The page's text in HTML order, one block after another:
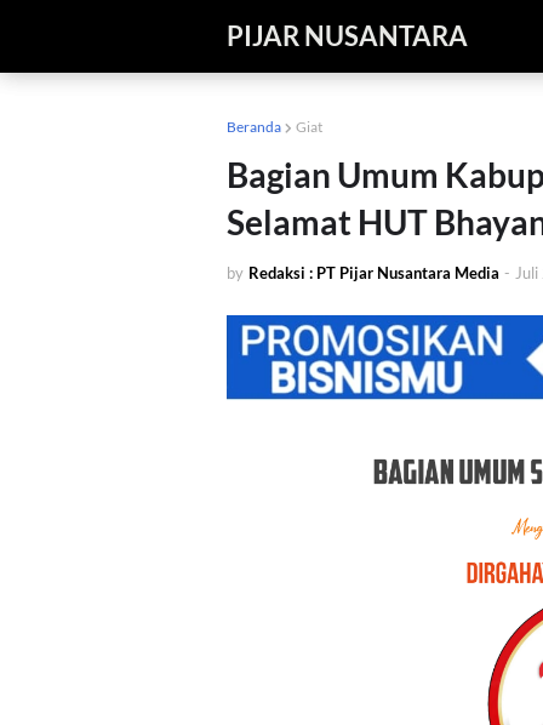
PIJAR NUSANTARA
Beranda Giat
Bagian Umum
Selamat HUT
by Redaksi : PT Pijar Nusantara Media -